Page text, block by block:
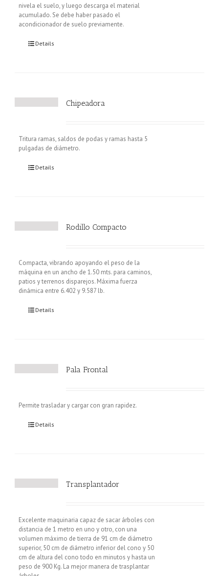
nivela el suelo, y luego descarga el material
acumulado. Se debe haber pasado el
acondicionador de suelo previamente.
Details
Chipeadora
Tritura ramas, saldos de podas y ramas hasta 5
pulgadas de diámetro.
Details
Rodillo Compacto
Compacta, vibrando apoyando el peso de la
máquina en un ancho de 1.50 mts. para caminos,
patios y terrenos disparejos. Máxima fuerza
dinámica entre 6.402 y 9.587 lb.
Details
Pala Frontal
Permite trasladar y cargar con gran rapidez.
Details
Transplantador
Excelente maquinaria capaz de sacar árboles con
distancia de 1 metro en uno y otro, con una
volumen máximo de tierra de 91 cm de diámetro
superior, 50 cm de diámetro inferior del cono y 50
cm de altura del cono todo en minutos y hasta un
peso de 900 Kg. La mejor manera de trasplantar